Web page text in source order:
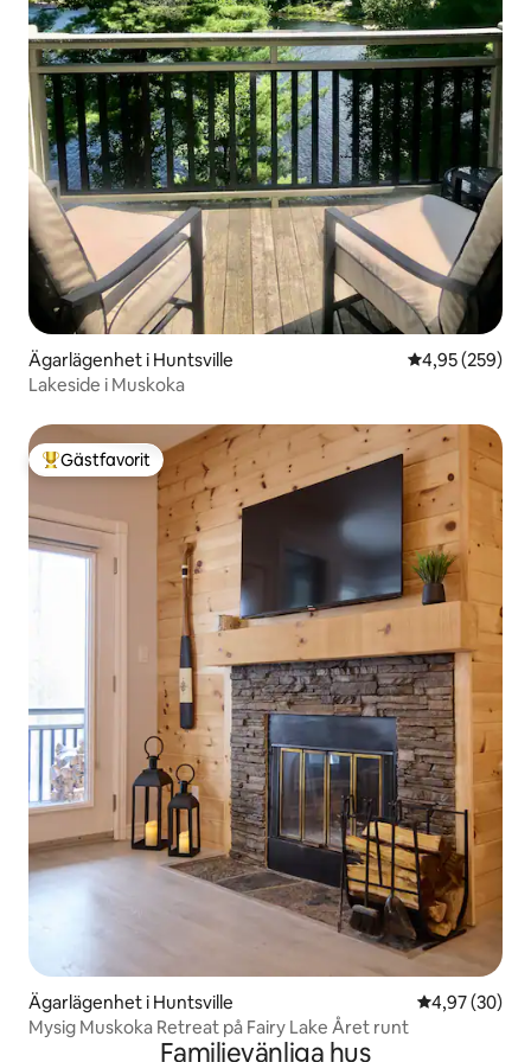
Ägarlägenhet i Huntsville 4,95 av 5 i
4,95 (259)
Lakeside i Muskoka
Populär gästfavorit
Gästfavorit
Ägarlägenhet i Huntsville 4,97 av 5 i
4,97 (30)
Mysig Muskoka Retreat på Fairy Lake Året runt
Familjevänliga hus